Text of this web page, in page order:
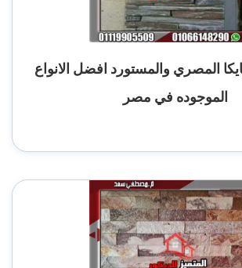
المصري والمستورد افضل الانواع
الموجوده في مصر